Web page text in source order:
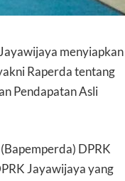
menyiapkan
Raperda tentang
Pendapatan Asli
DPRK
Jayawijaya yang